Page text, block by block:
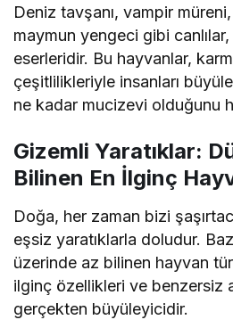
Deniz tavşanı, vampir
maymun yengeci gibi
eserleridir. Bu hayvanlar,
çeşitlilikleriyle insanları
ne kadar mucizevi olduğunu
Gizemli Yaratıklar:
Bilinen En İlginç
Doğa, her zaman bizi
eşsiz yaratıklarla doludur.
üzerinde az bilinen hayvan
ilginç özellikleri ve benzersiz
gerçekten büyüleyicidir.